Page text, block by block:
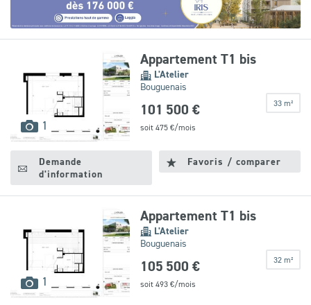
Leaflet |©OpenStreetMapcontributors
1
disponibles
Appartement T1 bis
L'Atelier
Bouguenais
33 m²
101 500 €
soit 475€/mois
Demande
d'information
Favoris / comparer
1
disponibles
Appartement T1 bis
L'Atelier
Bouguenais
32 m²
105 500 €
soit 493€/mois